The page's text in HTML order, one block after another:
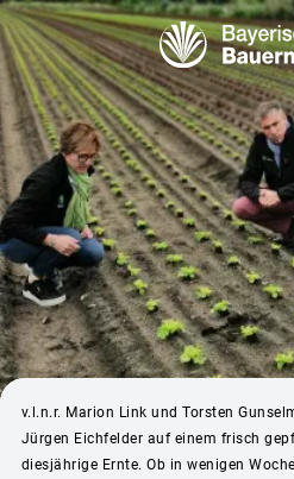
v.l.n.r. Marion Link und Torsten
Jürgen Eichfelder auf einem frisch
diesjährige Ernte. Ob in wenigen